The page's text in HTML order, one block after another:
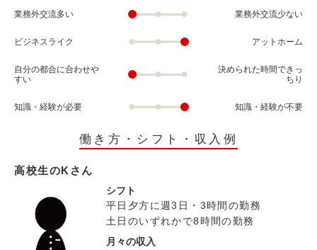
業務外交流多い 業務外交流少ない
ビジネスライク アットホーム
自分の都合に合わせや
すい
決められた時間できっ
ちり
知識・経験が必要 知識・経験が不要
働き方・シフト・収入例
高校生のKさん
シフト
平日夕方に週3日・3時間の勤務
土日のいずれかで8時間の勤務
月々の収入